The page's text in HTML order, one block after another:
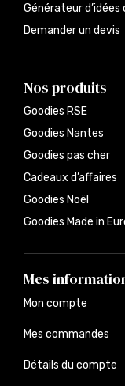
Générateur d’idées
Demander un devis
Nos produits
Goodies RSE
Goodies Nantes
Goodies pas cher
Cadeaux d’affaires
Goodies Noël
Goodies Made in
Mes
Mon compte
Mes commandes
Détails du compte